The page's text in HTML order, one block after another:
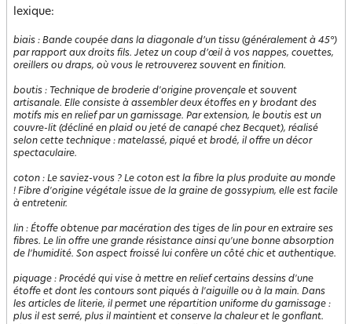
lexique:
biais : Bande coupée dans la diagonale d’un tissu (généralement à 45°)
par rapport aux droits fils. Jetez un coup d’œil à vos nappes, couettes,
oreillers ou draps, où vous le retrouverez souvent en finition.
boutis : Technique de broderie d'origine provençale et souvent
artisanale. Elle consiste à assembler deux étoffes en y brodant des
motifs mis en relief par un garnissage. Par extension, le boutis est un
couvre-lit (décliné en plaid ou jeté de canapé chez Becquet), réalisé
selon cette technique : matelassé, piqué et brodé, il offre un décor
spectaculaire.
coton : Le saviez-vous ? Le coton est la fibre la plus produite au monde
! Fibre d'origine végétale issue de la graine de gossypium, elle est facile
à entretenir.
lin : Étoffe obtenue par macération des tiges de lin pour en extraire ses
fibres. Le lin offre une grande résistance ainsi qu'une bonne absorption
de l'humidité. Son aspect froissé lui confère un côté chic et authentique.
piquage : Procédé qui vise à mettre en relief certains dessins d'une
étoffe et dont les contours sont piqués à l'aiguille ou à la main. Dans
les articles de literie, il permet une répartition uniforme du garnissage :
plus il est serré, plus il maintient et conserve la chaleur et le gonflant.